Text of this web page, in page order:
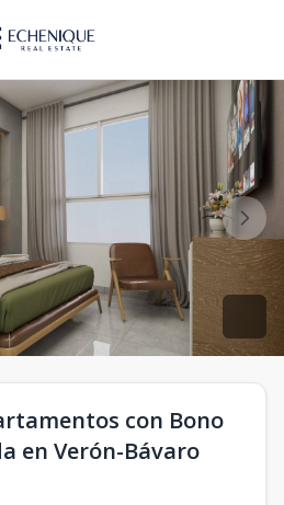
con Bono
en Verón-Bávaro